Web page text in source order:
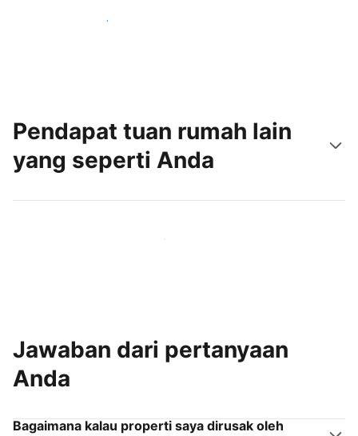
Jangkau tamu baru hari ini
Pendapat tuan rumah lain
yang seperti Anda
Gabung dengan tuan rumah lain seperti Anda
Jawaban dari pertanyaan
Anda
Bagaimana kalau properti saya dirusak oleh